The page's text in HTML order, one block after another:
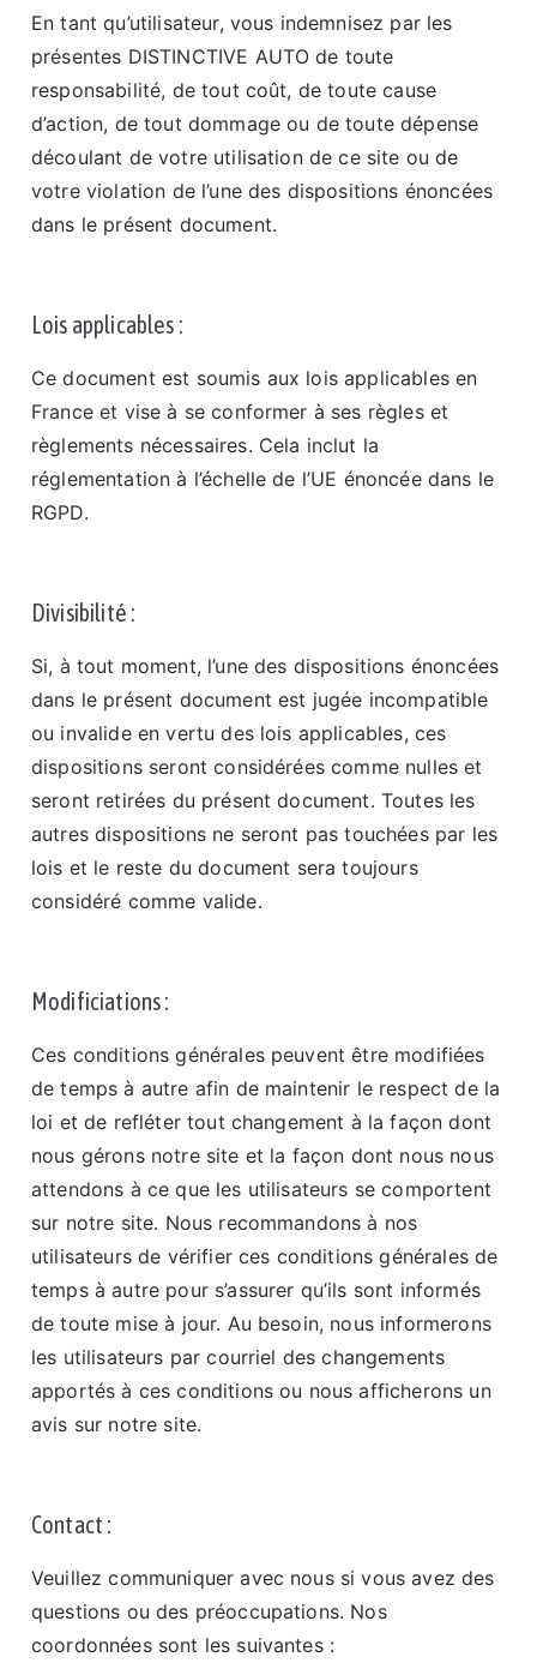
En tant qu’utilisateur, vous indemnisez par les
présentes DISTINCTIVE AUTO de toute
responsabilité, de tout coût, de toute cause
d’action, de tout dommage ou de toute dépense
découlant de votre utilisation de ce site ou de
votre violation de l’une des dispositions énoncées
dans le présent document.
Lois applicables :
Ce document est soumis aux lois applicables en
France et vise à se conformer à ses règles et
règlements nécessaires. Cela inclut la
réglementation à l’échelle de l’UE énoncée dans le
RGPD.
Divisibilité :
Si, à tout moment, l’une des dispositions énoncées
dans le présent document est jugée incompatible
ou invalide en vertu des lois applicables, ces
dispositions seront considérées comme nulles et
seront retirées du présent document. Toutes les
autres dispositions ne seront pas touchées par les
lois et le reste du document sera toujours
considéré comme valide.
Modificiations :
Ces conditions générales peuvent être modifiées
de temps à autre afin de maintenir le respect de la
loi et de refléter tout changement à la façon dont
nous gérons notre site et la façon dont nous nous
attendons à ce que les utilisateurs se comportent
sur notre site. Nous recommandons à nos
utilisateurs de vérifier ces conditions générales de
temps à autre pour s’assurer qu’ils sont informés
de toute mise à jour. Au besoin, nous informerons
les utilisateurs par courriel des changements
apportés à ces conditions ou nous afficherons un
avis sur notre site.
Contact :
Veuillez communiquer avec nous si vous avez des
questions ou des préoccupations. Nos
coordonnées sont les suivantes :